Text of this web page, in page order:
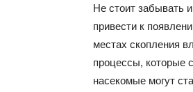
Не стоит забывать
привести к
местах скопления
процессы, которые
насекомые могут